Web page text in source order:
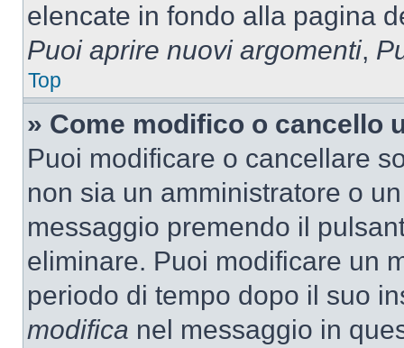
elencate in fondo alla pagina
Puoi aprire nuovi argomenti,
Top
» Come modifico o cancello
Puoi modificare o cancellare
non sia un amministratore o
messaggio premendo il
eliminare. Puoi modificare un
periodo di tempo dopo il suo
modifica nel messaggio in